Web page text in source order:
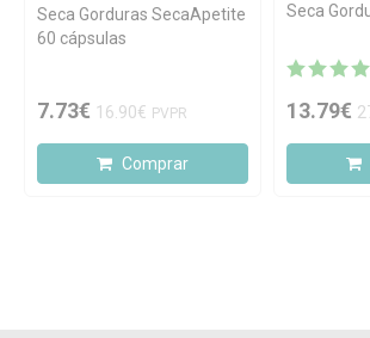
Seca Gorduras SecaApetite
60 cápsulas
7.73€ 16.90€ PVPR
Comprar
Seca
13.79€